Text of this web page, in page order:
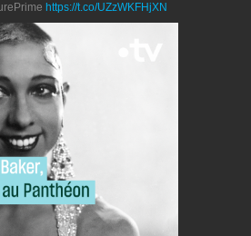
https://t.co/UZzWKFHjXN